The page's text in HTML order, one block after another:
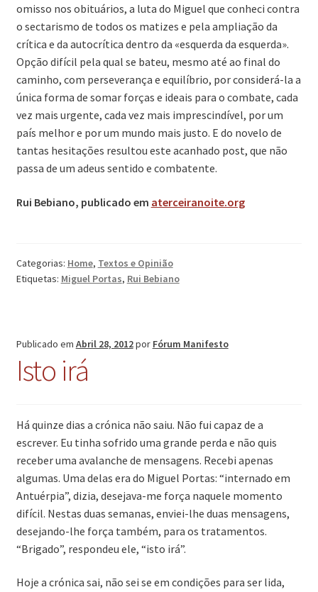
omisso nos obituários, a luta do Miguel que conheci contra
o sectarismo de todos os matizes e pela ampliação da
crítica e da autocrítica dentro da «esquerda da esquerda».
Opção difícil pela qual se bateu, mesmo até ao final do
caminho, com perseverança e equilíbrio, por considerá-la a
única forma de somar forças e ideais para o combate, cada
vez mais urgente, cada vez mais imprescindível, por um
país melhor e por um mundo mais justo. E do novelo de
tantas hesitações resultou este acanhado post, que não
passa de um adeus sentido e combatente.
Rui Bebiano, publicado em aterceiranoite.org
Categorias: Home, Textos e Opinião
Etiquetas: Miguel Portas, Rui Bebiano
Publicado em Abril 28, 2012por Fórum Manifesto
Isto irá
Há quinze dias a crónica não saiu. Não fui capaz de a
escrever. Eu tinha sofrido uma grande perda e não quis
receber uma avalanche de mensagens. Recebi apenas
algumas. Uma delas era do Miguel Portas: “internado em
Antuérpia”, dizia, desejava-me força naquele momento
difícil. Nestas duas semanas, enviei-lhe duas mensagens,
desejando-lhe força também, para os tratamentos.
“Brigado”, respondeu ele, “isto irá”.
Hoje a crónica sai, não sei se em condições para ser lida,